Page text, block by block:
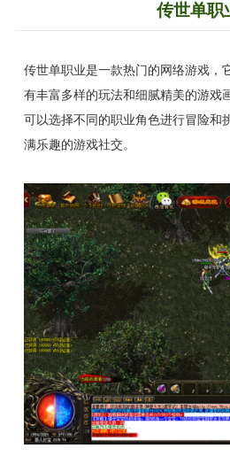
传世单职
传世单职业是一款热门的网络游戏，
有丰富多样的玩法和细腻精美的游戏
可以选择不同的职业角色进行冒险和
满乐趣的游戏社交。